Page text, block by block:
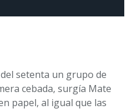
setenta un grupo de
cebada, surgía Mate
papel, al igual que las